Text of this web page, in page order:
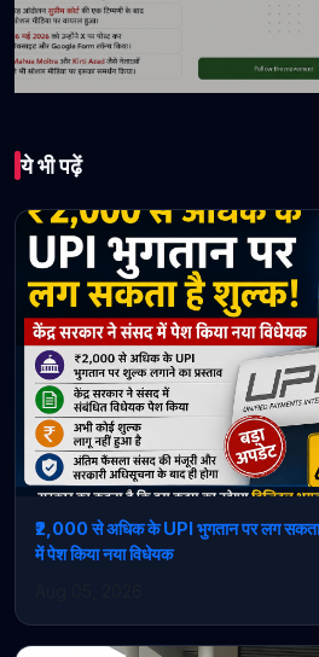
Cockroach
Party का नया
या 2014 मॉडल
Version 2.0?
May 22, 2026 • 1 min read
ये भी पढ़ें
₹2,000 से अधिक के UPI भुगतान पर लग
में पेश किया नया विधेयक